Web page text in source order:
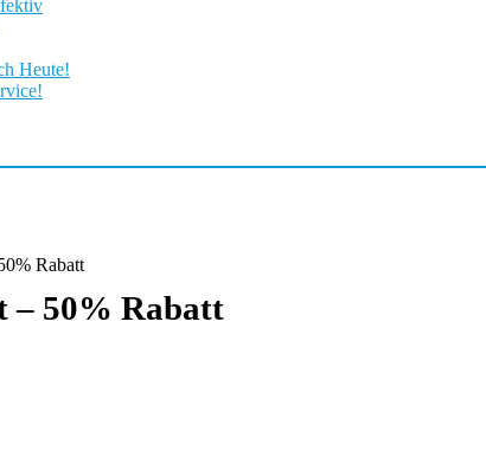
Heute!
Rabatt
– 50% Rabatt